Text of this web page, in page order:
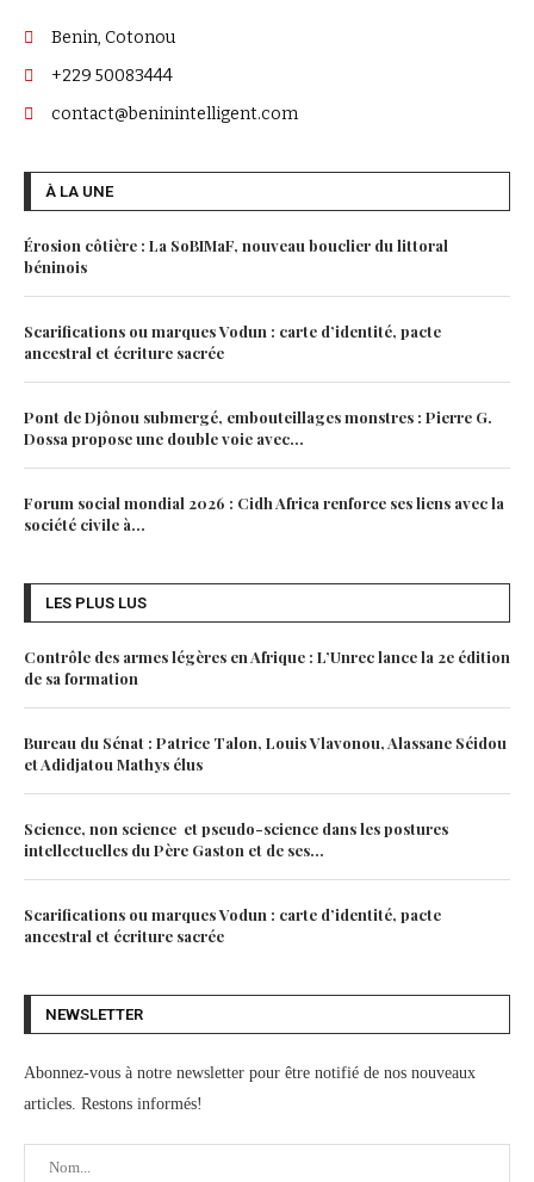
Benin, Cotonou
+229 50083444
contact@beninintelligent.com
À LA UNE
Érosion côtière : La SoBIMaF, nouveau bouclier du littoral
béninois
Scarifications ou marques Vodun : carte d’identité, pacte
ancestral et écriture sacrée
Pont de Djônou submergé, embouteillages monstres : Pierre G.
Dossa propose une double voie avec...
Forum social mondial 2026 : Cidh Africa renforce ses liens avec la
société civile à...
LES PLUS LUS
Contrôle des armes légères en Afrique : L’Unrec lance la 2e édition
de sa formation
Bureau du Sénat : Patrice Talon, Louis Vlavonou, Alassane Séidou
et Adidjatou Mathys élus
Science, non science et pseudo-science dans les postures
intellectuelles du Père Gaston et de ses...
Scarifications ou marques Vodun : carte d’identité, pacte
ancestral et écriture sacrée
NEWSLETTER
Abonnez-vous à notre newsletter pour être notifié de nos nouveaux
articles. Restons informés!